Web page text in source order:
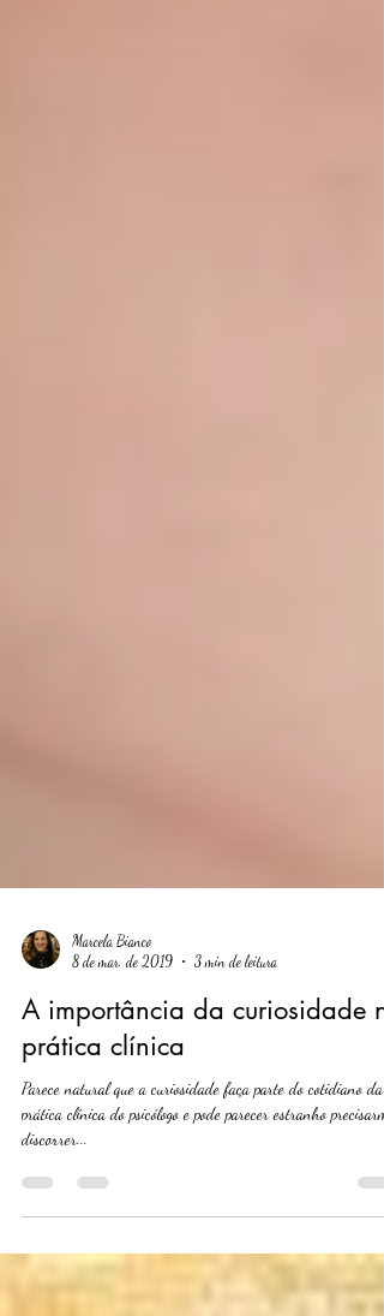
Marcela Bianco
8 de mar. de 2019
A importância da curiosidade
prática clínica
Parece natural que a curiosidade faça parte do cotidiano da